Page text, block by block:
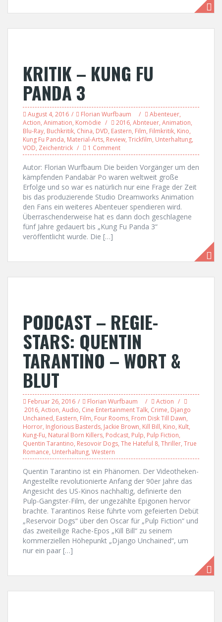
KRITIK – KUNG FU
PANDA 3
August 4, 2016 Florian Wurfbaum Abenteuer,
Action, Animation, Komödie 2016, Abnteuer, Animation,
Blu-Ray, Buchkritik, China, DVD, Eastern, Film, Filmkritik, Kino,
Kung Fu Panda, Material-Arts, Review, Trickfilm, Unterhaltung,
VOD, Zeichentrick 1 Comment
Autor: Florian Wurfbaum Die beiden Vorgänger um den
kämpfenden Pandabär Po waren weltweit große
Erfolge und so war es natürlich nur eine Frage der Zeit
bis das produzierende Studio Dreamworks Animation
den Fans ein weiteres Abenteuer spendieren wird.
Überraschenderweise hat es dann doch geschlagene
fünf Jahre gedauert bis „Kung Fu Panda 3“
veröffentlicht wurde. Die […]
PODCAST – REGIE-
STARS: QUENTIN
TARANTINO – WORT &
BLUT
Februar 26, 2016 Florian Wurfbaum
Action
2016, Action, Audio, Cine Entertainment Talk, Crime, Django
Unchained, Eastern, Film, Four Rooms, From Disk Till Dawn,
Horror, Inglorious Basterds, Jackie Brown, Kill Bill, Kino, Kult,
Kung-Fu, Natural Born Killers, Podcast, Pulp, Pulp Fiction,
Quentin Tarantino, Resovoir Dogs, The Hateful 8, Thriller, True
Romance, Unterhaltung, Western
Quentin Tarantino ist ein Phänomen. Der Videotheken-
Angestellte revolutionierte Anfang der 90er Jahre das
Angesicht des US-Kinos nachhaltig, definierte den
Pulp-Gangster-Film, der ungezählte Epigonen hervor
brachte. Tarantinos Reise führte vom gefeierten Debüt
„Reservoir Dogs“ über den Oscar für „Pulp Fiction“ und
das zweiteilige Rache-Epos „Kill Bill“ zu seinem
kommerziellen Höhepunkt „Django Unchained“, um
nur ein paar […]